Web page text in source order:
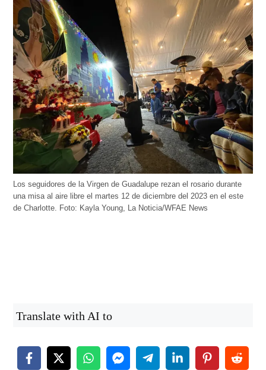
Los seguidores de la Virgen de Guadalupe rezan el rosario durante
una misa al aire libre el martes 12 de diciembre del 2023 en el este
de Charlotte. Foto: Kayla Young, La Noticia/WFAE News
Translate with AI to